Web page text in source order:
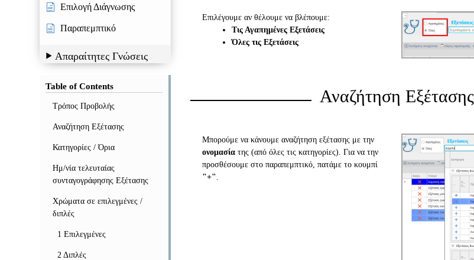
Επιλογή Διάγνωσης
Παραπεμπτικό
Απαραίτητες Γνώσεις
Table of Contents
Τρόπος Προβολής
Αναζήτηση Εξέτασης
Κατηγορίες / Όρια
Ημ/νία τελευταίας
συνταγογράφησης Εξέτασης
Χρώματα σε επιλεγμένες /
διπλές
1 Επιλεγμένες
2 Διπλές
Επιλέγουμε αν θέλουμε να βλέπουμε:
Τις Αγαπημένες Εξετάσεις
Όλες τις Εξετάσεις
Αναζήτηση Εξέτασης
Μπορούμε να κάνουμε αναζήτηση εξέτασης με την
ονομασία της (από όλες τις κατηγορίες). Για να την
προσθέσουμε στο παραπεμπτικό, πατάμε το κουμπί
"+"